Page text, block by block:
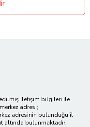
edilmiş iletişim bilgileri ile
adresi;
adresinin bulunduğu il
altında bulunmaktadır.